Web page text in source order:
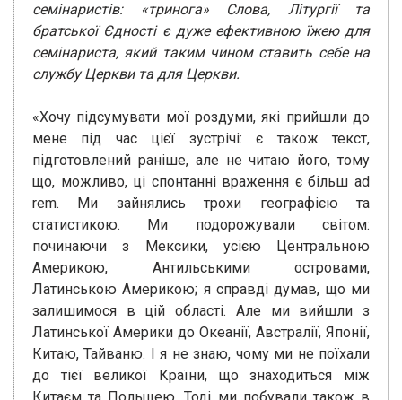
семінаристів: «тринога» Слова, Літургії та
братської Єдності є дуже ефективною їжею для
семінариста, який таким чином ставить себе на
службу Церкви та для Церкви.
«Хочу підсумувати мої роздуми, які прийшли до
мене під час цієї зустрічі: є також текст,
підготовлений раніше, але не читаю його, тому
що, можливо, ці спонтанні враження є більш ad
rem. Ми зайнялись трохи географією та
статистикою. Ми подорожували світом:
починаючи з Мексики, усією Центральною
Америкою, Антильськими островами,
Латинською Америкою; я справді думав, що ми
залишимося в цій області. Але ми вийшли з
Латинської Америки до Океанії, Австралії, Японії,
Китаю, Тайваню. І я не знаю, чому ми не поїхали
до тієї великої Країни, що знаходиться між